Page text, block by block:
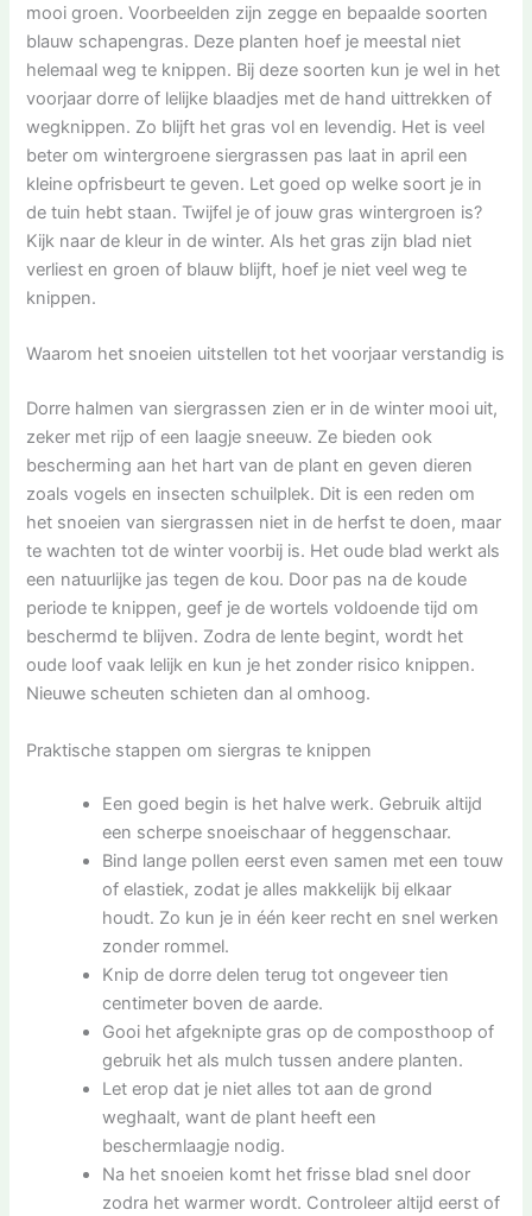
mooi groen. Voorbeelden zijn zegge en bepaalde soorten
blauw schapengras. Deze planten hoef je meestal niet
helemaal weg te knippen. Bij deze soorten kun je wel in het
voorjaar dorre of lelijke blaadjes met de hand uittrekken of
wegknippen. Zo blijft het gras vol en levendig. Het is veel
beter om wintergroene siergrassen pas laat in april een
kleine opfrisbeurt te geven. Let goed op welke soort je in
de tuin hebt staan. Twijfel je of jouw gras wintergroen is?
Kijk naar de kleur in de winter. Als het gras zijn blad niet
verliest en groen of blauw blijft, hoef je niet veel weg te
knippen.
Waarom het snoeien uitstellen tot het voorjaar verstandig is
Dorre halmen van siergrassen zien er in de winter mooi uit,
zeker met rijp of een laagje sneeuw. Ze bieden ook
bescherming aan het hart van de plant en geven dieren
zoals vogels en insecten schuilplek. Dit is een reden om
het snoeien van siergrassen niet in de herfst te doen, maar
te wachten tot de winter voorbij is. Het oude blad werkt als
een natuurlijke jas tegen de kou. Door pas na de koude
periode te knippen, geef je de wortels voldoende tijd om
beschermd te blijven. Zodra de lente begint, wordt het
oude loof vaak lelijk en kun je het zonder risico knippen.
Nieuwe scheuten schieten dan al omhoog.
Praktische stappen om siergras te knippen
Een goed begin is het halve werk. Gebruik altijd
een scherpe snoeischaar of heggenschaar.
Bind lange pollen eerst even samen met een touw
of elastiek, zodat je alles makkelijk bij elkaar
houdt. Zo kun je in één keer recht en snel werken
zonder rommel.
Knip de dorre delen terug tot ongeveer tien
centimeter boven de aarde.
Gooi het afgeknipte gras op de composthoop of
gebruik het als mulch tussen andere planten.
Let erop dat je niet alles tot aan de grond
weghaalt, want de plant heeft een
beschermlaagje nodig.
Na het snoeien komt het frisse blad snel door
zodra het warmer wordt. Controleer altijd eerst of